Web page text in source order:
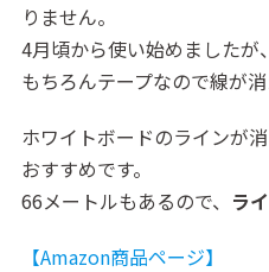
りません。
4月頃から使い始めましたが、
もちろんテープなので線が消
ホワイトボードのラインが
おすすめです。
66メートルもあるので、 ラ
【Amazon商品ページ】